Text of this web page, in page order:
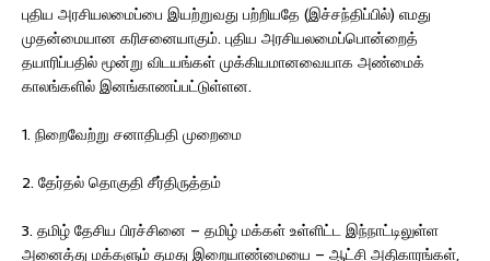
புதிய அரசியலமைப்பை இயற்றுவது பற்றியதே (இச்சந்திப்பில்) எமது
முதன்மையான கரிசனையாகும். புதிய அரசியலமைப்பொன்றைத்
தயாரிப்பதில் மூன்று விடயங்கள் முக்கியமானவையாக அண்மைக்
காலங்களில் இனங்காணப்பட்டுள்ளன.
1. நிறைவேற்று சனாதிபதி முறைமை
2. தேர்தல் தொகுதி சீர்திருத்தம்
3. தமிழ் தேசிய பிரச்சினை – தமிழ் மக்கள் உள்ளிட்ட இந்நாட்டிலுள்ள
அனைத்து மக்களும் தமது இறையாண்மையை – ஆட்சி அதிகாரங்கள்,